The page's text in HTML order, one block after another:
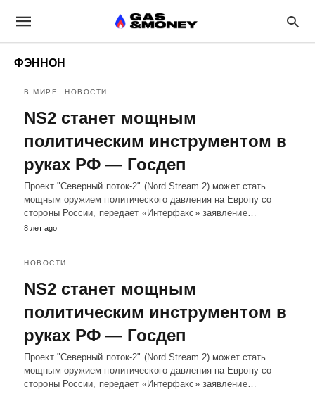
ФЭННОН
В МИРЕ НОВОСТИ
NS2 станет мощным
политическим инструментом в
руках РФ — Госдеп
Проект "Северный поток-2" (Nord Stream 2) может стать
мощным оружием политического давления на Европу со
стороны России, передает «Интерфакс» заявление…
8 лет ago
НОВОСТИ
NS2 станет мощным
политическим инструментом в
руках РФ — Госдеп
Проект "Северный поток-2" (Nord Stream 2) может стать
мощным оружием политического давления на Европу со
стороны России, передает «Интерфакс» заявление…